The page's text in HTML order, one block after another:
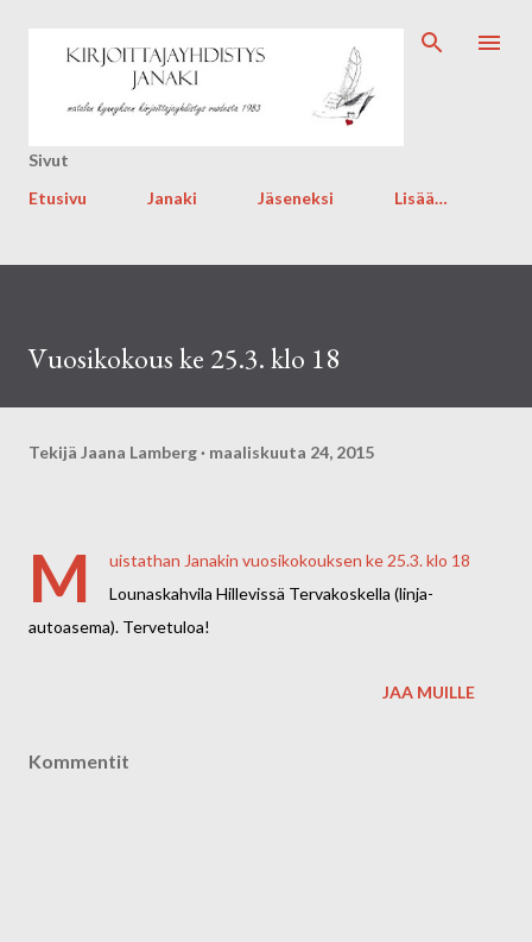
Sivut
Etusivu
Janaki Jäseneksi Lisää…
Vuosikokous ke 25.3. klo 18
Tekijä Jaana Lamberg maaliskuuta 24, 2015
M
uistathan Janakin vuosikokouksen ke 25.3. klo 18
Lounaskahvila Hillevissä Tervakoskella (linja-
autoasema). Tervetuloa!
JAA MUILLE
Kommentit